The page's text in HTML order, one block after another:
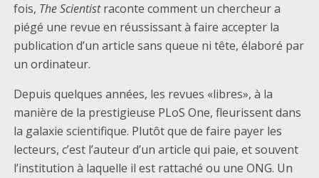
fois, The Scientistraconte comment un chercheur a
piégé une revue en réussissant à faire accepter la
publication d’un article sans queue ni tête, élaboré par
un ordinateur.
Depuis quelques années, les revues «libres», à la
manière de la prestigieuse PLoS One, fleurissent dans
la galaxie scientifique. Plutôt que de faire payer les
lecteurs, c’est l’auteur d’un article qui paie, et souvent
l’institution à laquelle il est rattaché ou une ONG. Un